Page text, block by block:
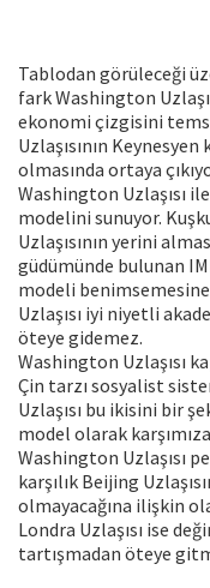
Tablodan görüleceği
fark Washington
ekonomi çizgisini
Uzlaşısının
olmasında ortaya
Washington Uzlaşısı
modelini sunuyor.
Uzlaşısının yerini
güdümünde bulunan
modeli
Uzlaşısı iyi niyetli
öteye gidemez.
Washington Uzlaşısı
Çin tarzı sosyalist
Uzlaşısı bu ikisini bir
model olarak
Washington Uzlaşısı
karşılık Beijing
olmayacağına ilişkin
Londra Uzlaşısı ise
tartışmadan öteye